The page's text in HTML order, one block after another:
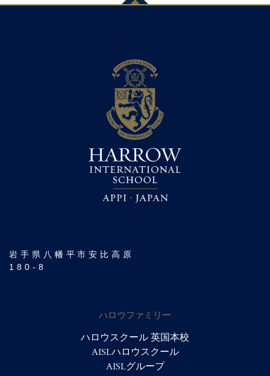
岩手県八幡平市安比高原
180-8
ハロウファミリー
ハロウスクール 英国本校
AISLハロウスクール
AISLグループ